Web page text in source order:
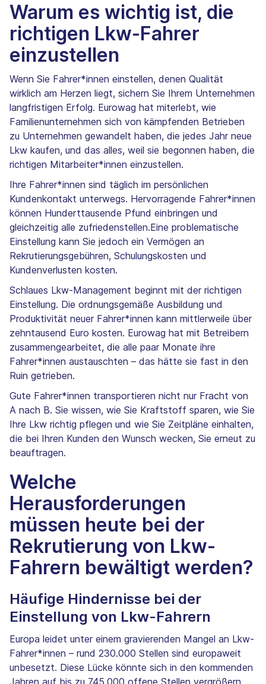
Warum es wichtig ist, die
richtigen Lkw-Fahrer
einzustellen
Wenn Sie Fahrer*innen einstellen, denen Qualität
wirklich am Herzen liegt, sichern Sie Ihrem Unternehmen
langfristigen Erfolg. Eurowag hat miterlebt, wie
Familienunternehmen sich von kämpfenden Betrieben
zu Unternehmen gewandelt haben, die jedes Jahr neue
Lkw kaufen, und das alles, weil sie begonnen haben, die
richtigen Mitarbeiter*innen einzustellen.
Ihre Fahrer*innen sind täglich im persönlichen
Kundenkontakt unterwegs. Hervorragende Fahrer*innen
können Hunderttausende Pfund einbringen und
gleichzeitig alle zufriedenstellen.Eine problematische
Einstellung kann Sie jedoch ein Vermögen an
Rekrutierungsgebühren, Schulungskosten und
Kundenverlusten kosten.
Schlaues Lkw-Management beginnt mit der richtigen
Einstellung. Die ordnungsgemäße Ausbildung und
Produktivität neuer Fahrer*innen kann mittlerweile über
zehntausend Euro kosten. Eurowag hat mit Betreibern
zusammengearbeitet, die alle paar Monate ihre
Fahrer*innen austauschten – das hätte sie fast in den
Ruin getrieben.
Gute Fahrer*innen transportieren nicht nur Fracht von
A nach B. Sie wissen, wie Sie Kraftstoff sparen, wie Sie
Ihre Lkw richtig pflegen und wie Sie Zeitpläne einhalten,
die bei Ihren Kunden den Wunsch wecken, Sie erneut zu
beauftragen.
Welche
Herausforderungen
müssen heute bei der
Rekrutierung von Lkw-
Fahrern bewältigt werden?
Häufige Hindernisse bei der
Einstellung von Lkw-Fahrern
Europa leidet unter einem gravierenden Mangel an Lkw-
Fahrer*innen – rund 230.000 Stellen sind europaweit
unbesetzt. Diese Lücke könnte sich in den kommenden